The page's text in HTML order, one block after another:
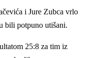
i Jure Zubca vrlo
bili potpuno utišani.
25:8 za tim iz